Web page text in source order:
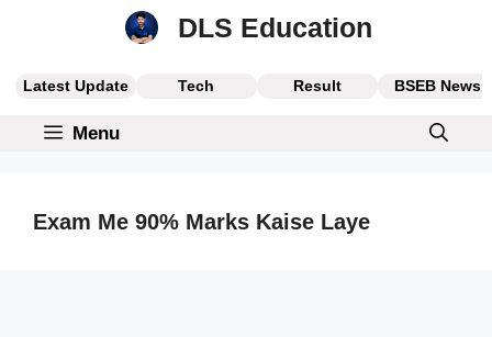
DLS Education
Latest Update Tech Result BSEB News
Menu
Exam Me 90% Marks Kaise Laye